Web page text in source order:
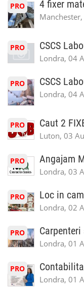
PRO 4 fixer
PRO CSCS
Londra, 04
PRO CSCS
Londra, 04
PRO Caut 2
Luton, 03
PRO Angajam
Londra, 03
PRO Loc in
Londra, 02
PRO
Londra, 01
PRO
Londra, 01